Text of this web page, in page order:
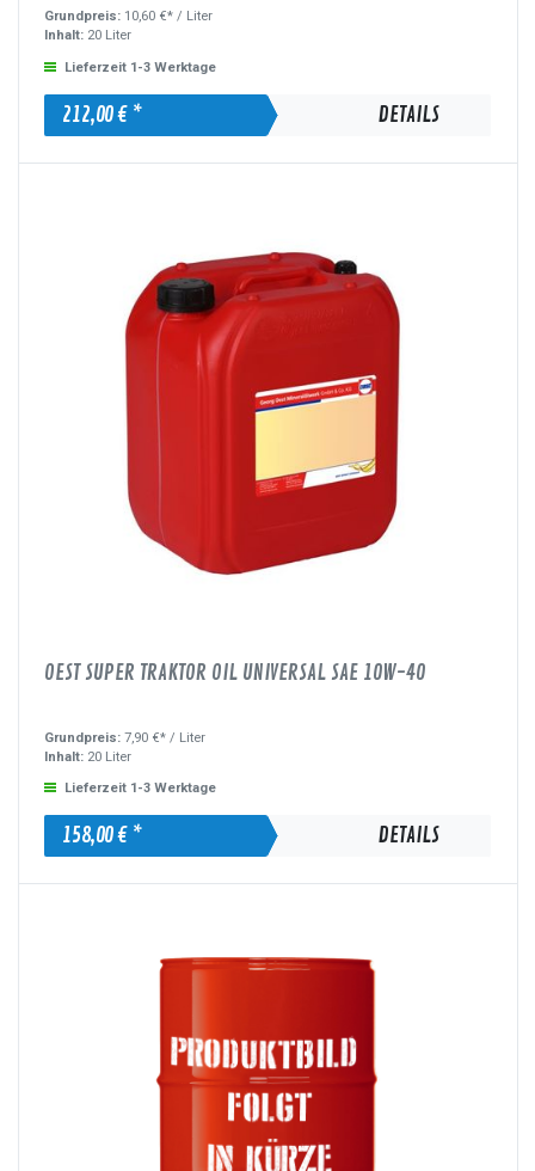
Grundpreis: 10,60 €* / Liter
Inhalt: 20 Liter
Lieferzeit 1-3 Werktage
212,00 € * DETAILS
OEST SUPER TRAKTOR OIL UNIVERSAL SAE 10W-40
Grundpreis:7,90 €* / Liter
Inhalt: 20 Liter
Lieferzeit 1-3 Werktage
158,00 € * DETAILS